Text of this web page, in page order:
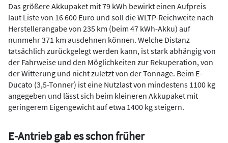
Das größere Akkupaket mit 79 kWh bewirkt einen Aufpreis
laut Liste von 16 600 Euro und soll die WLTP-Reichweite nach
Herstellerangabe von 235 km (beim 47 kWh-Akku) auf
nunmehr 371 km ausdehnen können. Welche Distanz
tatsächlich zurückgelegt werden kann, ist stark abhängig von
der Fahrweise und den Möglichkeiten zur Rekuperation, von
der Witterung und nicht zuletzt von der Tonnage. Beim E-
Ducato (3,5-Tonner) ist eine Nutzlast von mindestens 1100 kg
angegeben und lässt sich beim kleineren Akkupaket mit
geringerem Eigengewicht auf etwa 1400 kg steigern.
E-Antrieb gab es schon früher